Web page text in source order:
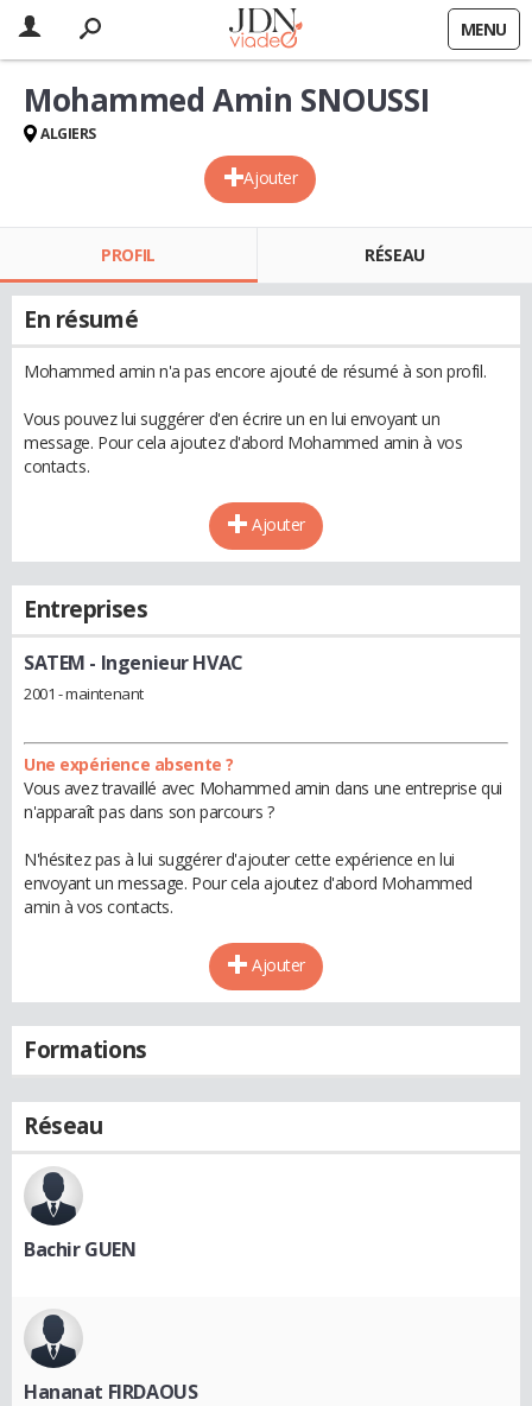
MENU
Ajouter
Mohammed Amin SNOUSSI
ALGIERS
PROFIL RÉSEAU
En résumé
Mohammed amin n'a pas encore ajouté de résumé à son profil.
Vous pouvez lui suggérer d'en écrire un en lui envoyant un
message. Pour cela ajoutez d'abord Mohammed amin à vos
contacts.
Ajouter
Entreprises
SATEM - Ingenieur HVAC
2001 - maintenant
Une expérience absente ?
Vous avez travaillé avec Mohammed amin dans une entreprise qui
n'apparaît pas dans son parcours ?
N'hésitez pas à lui suggérer d'ajouter cette expérience en lui
envoyant un message. Pour cela ajoutez d'abord Mohammed
amin à vos contacts.
Ajouter
Formations
Réseau
Bachir GUEN
Hananat FIRDAOUS